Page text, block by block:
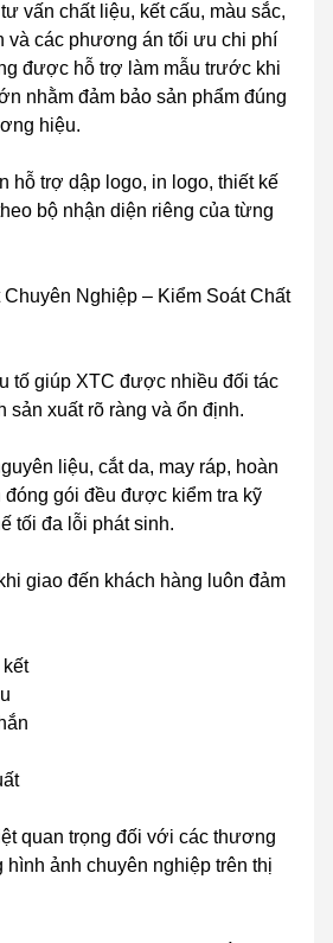
vấn chất liệu, kết cấu, màu sắc,
và các phương án tối ưu chi phí
được hỗ trợ làm mẫu trước khi
nhằm đảm bảo sản phẩm đúng
hiệu.
hỗ trợ dập logo, in logo, thiết kế
bộ nhận diện riêng của từng
Nghiệp – Kiểm Soát Chất
tố giúp XTC được nhiều đối tác
sản xuất rõ ràng và ổn định.
liệu, cắt da, may ráp, hoàn
đóng gói đều được kiểm tra kỹ
tối đa lỗi phát sinh.
giao đến khách hàng luôn đảm
quan trọng đối với các thương
hình ảnh chuyên nghiệp trên thị